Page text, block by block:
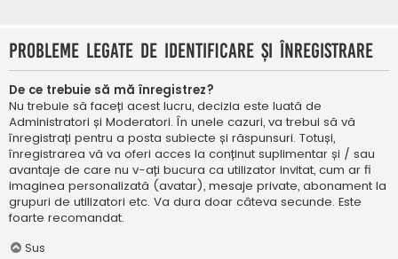
Probleme legate de identificare și înregistrare
De ce trebuie să mă înregistrez?
Nu trebuie să faceți acest lucru, decizia este luată de
Administratori și Moderatori. În unele cazuri, va trebui să vă
înregistrați pentru a posta subiecte și răspunsuri. Totuși,
înregistrarea vă va oferi acces la conținut suplimentar și / sau
avantaje de care nu v-ați bucura ca utilizator invitat, cum ar fi
imaginea personalizată (avatar), mesaje private, abonament la
grupuri de utilizatori etc. Va dura doar câteva secunde. Este
foarte recomandat.
Sus